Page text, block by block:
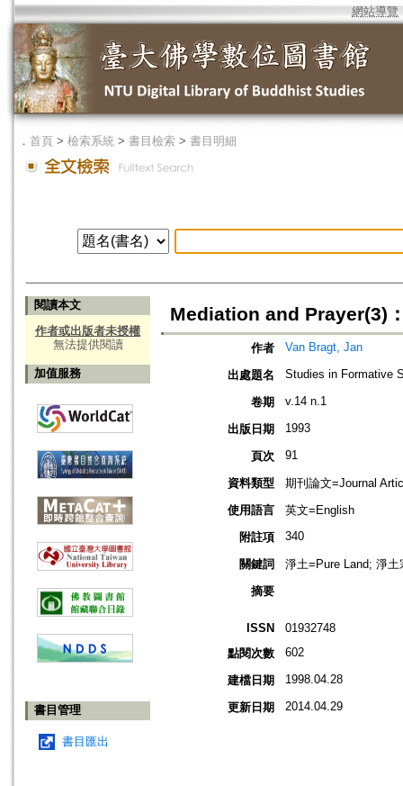
網站導覽
． 首頁 > 檢索系統 > 書目檢索 > 書目明細
閱讀本文
作者或出版者未授權
無法提供閱讀
加值服務
書目管理
書目匯出
Mediation and Prayer(3)
作者 Van Bragt, Jan
出處題名 Studies in Formative
卷期 v.14 n.1
出版日期 1993
頁次 91
資料類型
期刊論文=Journal
使用語言
英文=English
附註項
340
關鍵詞
淨土=Pure Land; 淨
摘要
ISSN
01932748
點閱次數
602
建檔日期 1998.04.28
更新日期 2014.04.29